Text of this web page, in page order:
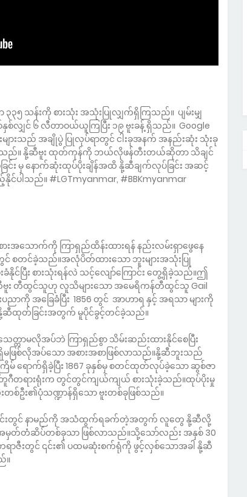
၃၅ သန်းကို စားသုံး အသုံးပြုလျှက်ရှိကြသည်။ ပျမ်းမျှ
စ်လျှင် ၆ လီတာဝယ်ယူကြပြီး ၁၉ ဗူးခန့် ရှိသည်။ Google
ျားသည် အချိုပွဲ ပြုလုပ်ရာတွင် ငါးခုအနက် အနည်းဆုံး သုံးခု
ြသည်။ နို့ဆီဗူး ထုတ်ကုန်ကို ဘယ်လိုဖန်တီးတယ်ဆိုတာ သိချင်
မှ နောက်ဆုံးထုပ်ပိုးချိန်အထိ နို့ဆီချက်လုပ်ခြင်း အဆင့်
ပါသည်။ #LGTmyanmar, #BBKmyanmar
အသောက်ကို ကြာရှည်ထိန်းထားရန် နည်းလမ်းရှာဖွေနေ
စုတွင် စတင်ခဲ့သည်။အလုံပိတ်ထားသော ဘူးများအသုံးပြု
နိုင်ပြီး စားသုံးရန်လဲ သင့်လျော်ကြောင်း တွေ့ရှိခဲ့သည်။ဤ
တီထွင်သူဟု လူသိများသော အမေရိကန်တီထွင်သူ Gail
ညာကို အခြေခံပြီး 1856 တွင် အာဟာရ နှင့် အရသာ များကို
း နို့ဆီထုတ်ခြင်းအတွက် မူပိုင်ခွင့်တင်ခဲ့သည်။
မလိုအပ်ဘဲ ကြာရှည်စွာ သိမ်းဆည်းထားနိုင်စေပြီး
ရှိမဖြစ်လိုအပ်သော အစားအစာဖြစ်လာသည်။နို့ဆီဘူးသည်
မ် ရောက်ရှိခဲ့ပြီး 1867 ခုနှစ်မှ စတင်ထုတ်လုပ်ခဲ့သော ဆွစ်ဇာ
တရားရုံးက တွင်တွင်ကျယ်ကျယ် စားသုံးခဲ့သည်။ထုပ်ပိုးမှု
စ်ဦး၏ပုံသဏ္ဍာန်ရှိသော ဗူးတစ်ခုဖြစ်သည်။
ပိုင်းတွင် နာမည်ကို အသံထွက်ရခက်တဲ့အတွက် လူတွေ နို့ဆီလို့
မှတ်တံဆိပ်တစ်ခုသာ ဖြစ်လာသည်။သို့သော်လည်း အနှစ် 30
ဘရာဇီးတွင် ၎င်း၏ ပထမဆုံးစက်ရုံကို ဖွင့်လှစ်သောအခါ နို့ဆီ
။